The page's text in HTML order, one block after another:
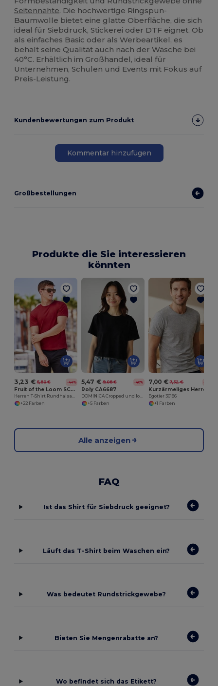
Seitennähte. Die hochwertige Ringspun-
Baumwolle bietet eine glatte Oberfläche, die sich
ideal für Siebdruck, Stickerei oder DTF eignet. Ob
als einfaches Basic oder als Werbeartikel, es
behält seine Qualität auch nach der Wäsche bei
40°C. Erhältlich im Großhandel, ideal für
Unternehmen, Schulen und Events mit Fokus auf
Preis-Leistung.
Kundenbewertungen zum Produkt
Kommentar hinzufügen
Großbestellungen
Produkte die Sie interessieren
könnten
3,23 € 5,80 € -44%
Fruit of the Loom SC220
Herren T-Shirt Rundhalsausschnitt
+22 Farben
5,47 € 9,08 € -40%
Roly CA6687
DOMINICA Cropped und loose-fitted Kurzarm-T-Shirt
+5 Farben
7,00 € 7,32 € -4%
Egotier 30186
+1 Farben
Alle anzeigen
FAQ
Ist das Shirt für Siebdruck geeignet?
Läuft das T-Shirt beim Waschen ein?
Was bedeutet Rundstrickgewebe?
Bieten Sie Mengenrabatte an?
Wo befindet sich das Etikett?